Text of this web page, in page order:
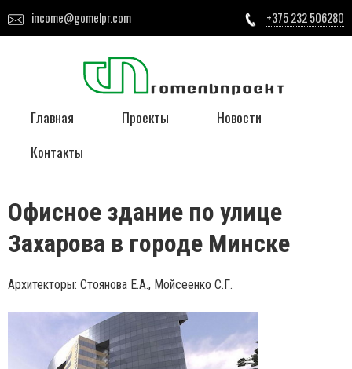
income@gomelpr.com +375 232 506280
Главная Проекты
Новости
Контакты
Офисное здание по улице
Захарова в городе Минске
Архитекторы: Стоянова Е.А., Мойсеенко С.Г.